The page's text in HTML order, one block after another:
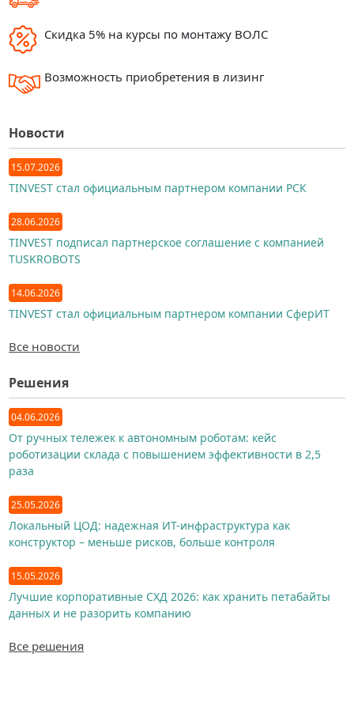
Скидка 5% на курсы по монтажу ВОЛС
Возможность приобретения в лизинг
Новости
15.07.2026
TINVEST стал официальным партнером компании РСК
28.06.2026
TINVEST подписал партнерское соглашение с компанией
TUSKROBOTS
14.06.2026
TINVEST стал официальным партнером компании СферИТ
Все новости
Решения
04.06.2026
От ручных тележек к автономным роботам: кейс
роботизации склада с повышением эффективности в 2,5
раза
25.05.2026
Локальный ЦОД: надежная ИТ-инфраструктура как
конструктор – меньше рисков, больше контроля
15.05.2026
Лучшие корпоративные СХД 2026: как хранить петабайты
данных и не разорить компанию
Все решения